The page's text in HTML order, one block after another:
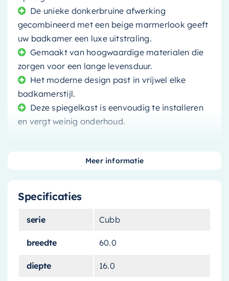
De unieke donkerbruine afwerking
gecombineerd met een beige marmerlook geeft
uw badkamer een luxe uitstraling.
Gemaakt van hoogwaardige materialen die
zorgen voor een lange levensduur.
Het moderne design past in vrijwel elke
badkamerstijl.
Deze spiegelkast is eenvoudig te installeren
en vergt weinig onderhoud.
Cubb. Een stijlvolle en functionele toevoeging
aan uw badkamer die zowel praktisch als
afwerking, gecombineerd met een beige
moderne uitstraling die in vrijwel elke badkamer
Specificaties
serie Cubb
breedte 60.0
diepte 16.0
Meer informatie